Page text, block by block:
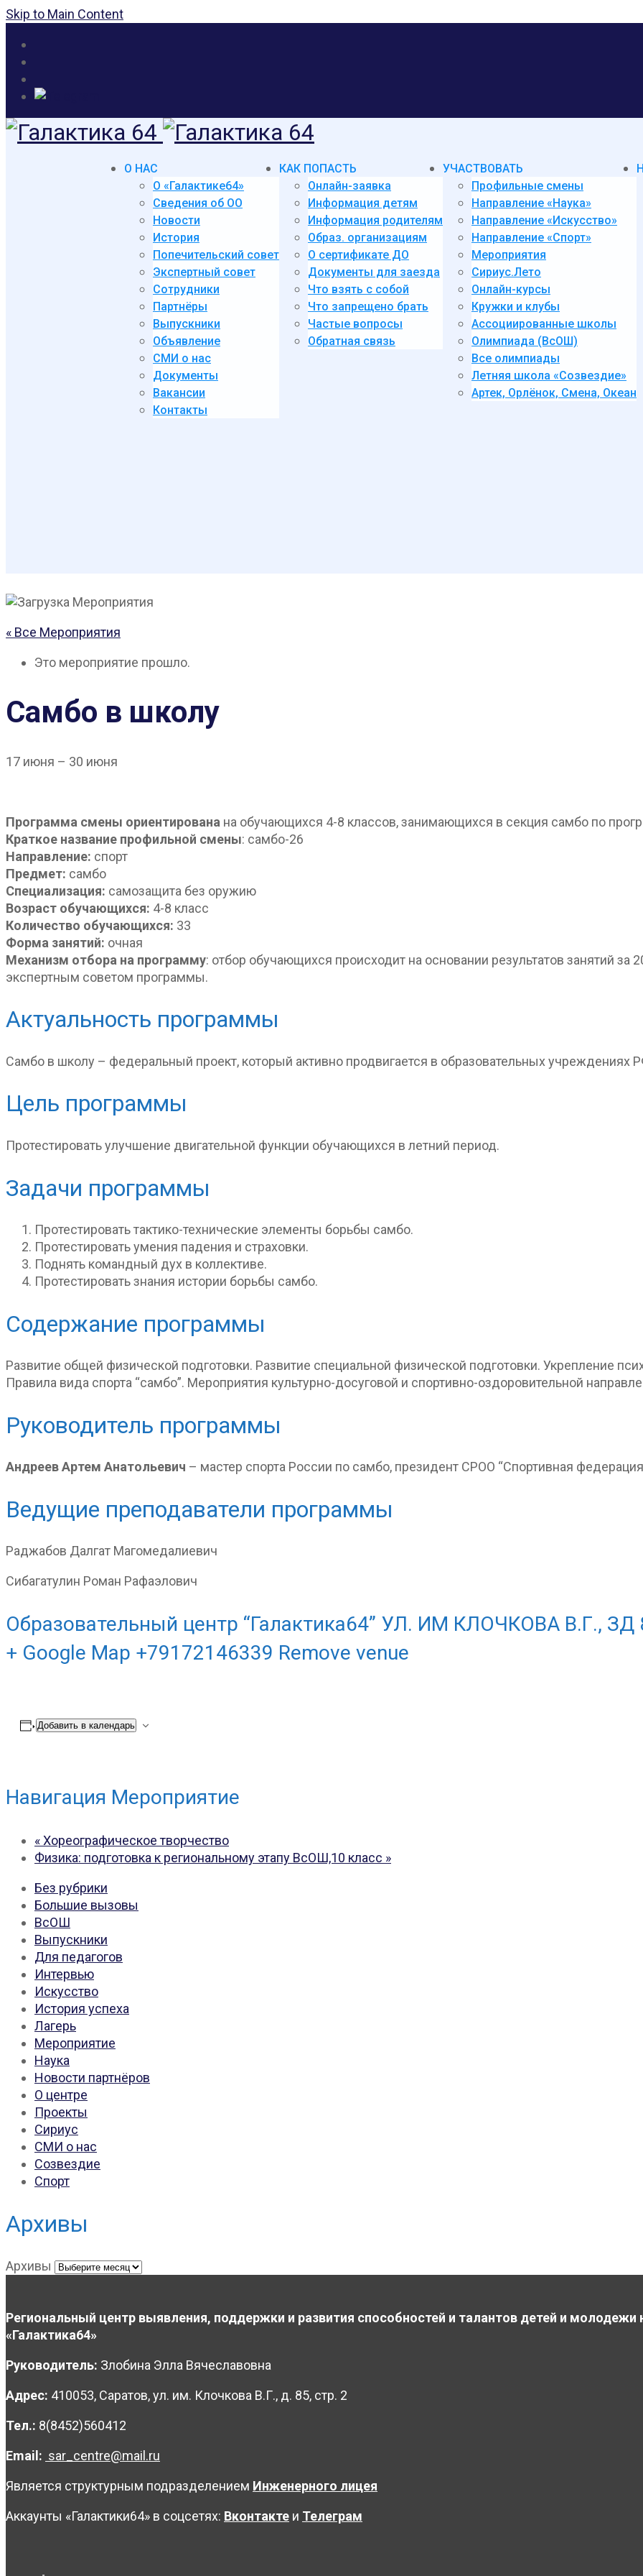
Skip to Main Content
О НАС
О «Галактике64»
Сведения об ОО
Новости
История
Попечительский совет
Экспертный совет
Сотрудники
Партнёры
Выпускники
Объявление
СМИ о нас
Документы
Вакансии
Контакты
КАК ПОПАСТЬ
Онлайн-заявка
Информация детям
Информация родителям
Образ. организациям
О сертификате ДО
Документы для заезда
Что взять с собой
Что запрещено брать
Частые вопросы
Обратная связь
УЧАСТВОВАТЬ
Профильные смены
Направление «Наука»
Направление «Искусство»
Направление «Спорт»
Мероприятия
Сириус.Лето
Онлайн-курсы
Кружки и клубы
Ассоциированные школы
Олимпиада (ВсОШ)
Все олимпиады
Летняя школа «Созвездие»
Артек, Орлёнок, Смена, Океан
« Все Мероприятия
Это мероприятие прошло.
Самбо в школу
17 июня – 30 июня
Программа смены ориентирована на обучающихся 4-8 классов, занимающихся в секция самбо по
Краткое название профильной смены: самбо-26
Направление: спорт
Предмет: самбо
Специализация: самозащита без оружию
Возраст обучающихся: 4-8 класс
Количество обучающихся: 33
Форма занятий: очная
Механизм отбора на программу: отбор обучающихся происходит на основании результатов занятий
экспертным советом программы.
Актуальность программы
Самбо в школу – федеральный проект, который активно продвигается в образовательных учреждениях
Цель программы
Протестировать улучшение двигательной функции обучающихся в летний период.
Задачи программы
Протестировать тактико-технические элементы борьбы самбо.
Протестировать умения падения и страховки.
Поднять командный дух в коллективе.
Протестировать знания истории борьбы самбо.
Содержание программы
Развитие общей физической подготовки. Развитие специальной физической подготовки. Укрепление
Правила вида спорта “самбо”. Мероприятия культурно-досуговой и спортивно-оздоровительной
Руководитель программы
Андреев Артем Анатольевич – мастер спорта России по самбо, президент СРОО “Спортивная
Ведущие преподаватели программы
Раджабов Далгат Магомедалиевич
Сибагатулин Роман Рафаэлович
Образовательный центр “Галактика64” УЛ. ИМ КЛОЧКОВА В.Г.,
+ Google Map +79172146339 Remove venue
Добавить в календарь
Навигация Мероприятие
«Хореографическое творчество
Физика: подготовка к региональному этапу ВсОШ,10 класс »
Без рубрики
Большие вызовы
ВсОШ
Выпускники
Для педагогов
Интервью
Искусство
История успеха
Лагерь
Мероприятие
Наука
Новости партнёров
О центре
Проекты
Сириус
СМИ о нас
Созвездие
Спорт
Архивы
Архивы
Региональный центр выявления, поддержки и развития способностей и талантов детей и молодежи
«Галактика64»
Руководитель: Злобина Элла Вячеславовна
Адрес: 410053, Саратов, ул. им. Клочкова В.Г., д. 85, стр. 2
Тел.: 8(8452)560412
Email: sar_centre@mail.ru
Является структурным подразделением Инженерного лицея
Аккаунты «Галактики64» в соцсетях: Вконтакте и Телеграм